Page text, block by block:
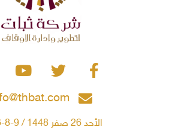
الأحد 26 صفر 1448 / 9-8-2026